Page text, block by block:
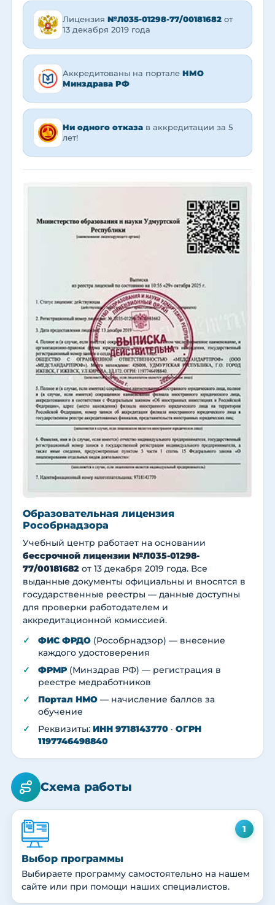
Лицензия №Л035-01298-77/00181682 от
13 декабря 2019 года
Аккредитованы на портале НМО
Минздрава РФ
Ни одного отказа в аккредитации за 5
лет!
Образовательная лицензия
Рособрнадзора
Учебный центр работает на основании
бессрочной лицензии №Л035-01298-
77/00181682 от 13 декабря 2019 года. Все
выданные документы официальны и вносятся в
государственные реестры — данные доступны
для проверки работодателем и
аккредитационной комиссией.
ФИС ФРДО (Рособрнадзор) — внесение
каждого удостоверения
ФРМР (Минздрав РФ) — регистрация в
реестре медработников
Портал НМО — начисление баллов за
обучение
Реквизиты: ИНН 9718143770 · ОГРН
1197746498840
Схема работы
1
Выбор программы
Выбираете программу самостоятельно на нашем
сайте или при помощи наших специалистов.